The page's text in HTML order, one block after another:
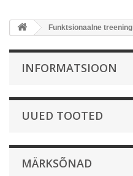
Funktsionaalne treening
INFORMATSIOON
UUED TOOTED
MÄRKSÕNAD